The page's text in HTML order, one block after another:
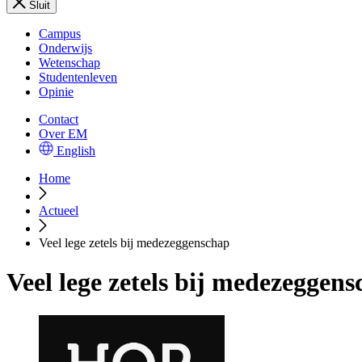
Sluit
Campus
Onderwijs
Wetenschap
Studentenleven
Opinie
Contact
Over EM
English
Home
Actueel
Veel lege zetels bij medezeggenschap
Veel lege zetels bij